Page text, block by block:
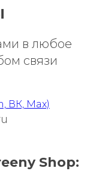
в любое
связи
ВК, Max)
Shop: